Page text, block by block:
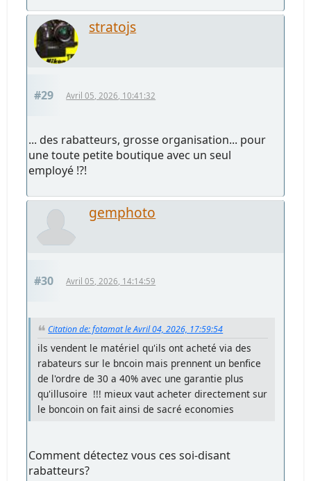
stratojs
#29 Avril 05, 2026, 10:41:32
... des rabatteurs, grosse organisation... pour
une toute petite boutique avec un seul
employé !?!
gemphoto
#30 Avril 05, 2026, 14:14:59
Citation de: fotamat le Avril 04, 2026, 17:59:54
ils vendent le matériel qu'ils ont acheté via des
rabateurs sur le bncoin mais prennent un benfice
de l'ordre de 30 a 40% avec une garantie plus
qu'illusoire !!! mieux vaut acheter directement sur
le boncoin on fait ainsi de sacré economies
Comment détectez vous ces soi-disant
rabatteurs?